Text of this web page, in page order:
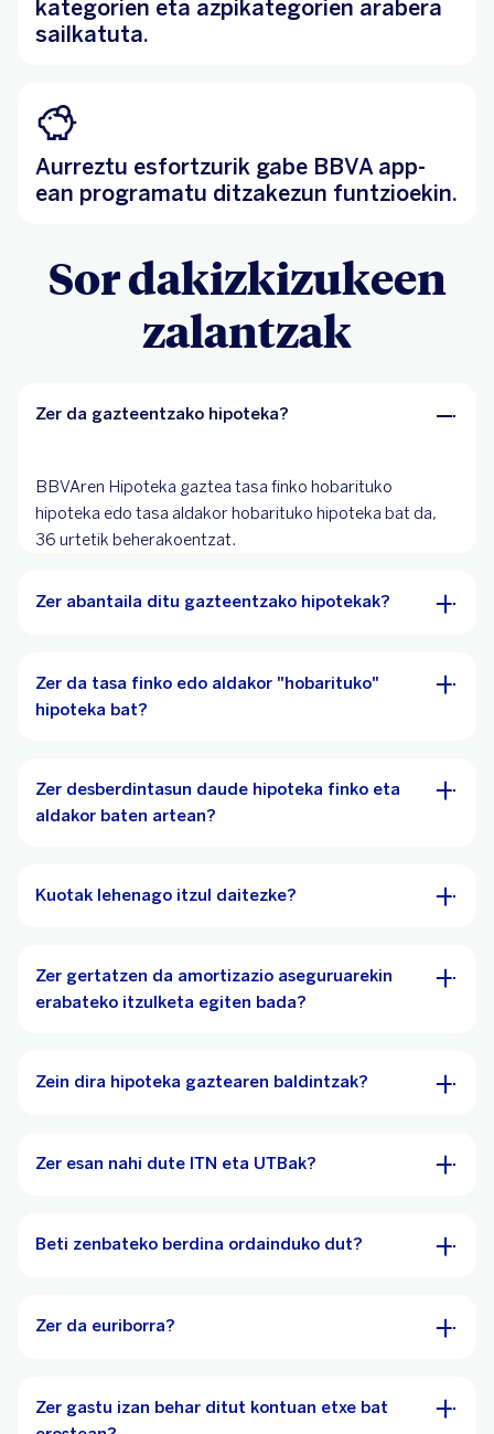
kategorien eta azpikategorien arabera
sailkatuta.
Aurreztu esfortzurik gabe BBVA app-
ean programatu ditzakezun funtzioekin.
Sor dakizkizukeen
zalantzak
Zer da gazteentzako hipoteka?
BBVAren Hipoteka gaztea tasa finko hobarituko
hipoteka edo tasa aldakor hobarituko hipoteka bat da,
36 urtetik beherakoentzat.
Zer abantaila ditu gazteentzako hipotekak?
Zer da tasa finko edo aldakor "hobarituko"
hipoteka bat?
Zer desberdintasun daude hipoteka finko eta
aldakor baten artean?
Kuotak lehenago itzul daitezke?
Zer gertatzen da amortizazio aseguruarekin
erabateko itzulketa egiten bada?
Zein dira hipoteka gaztearen baldintzak?
Zer esan nahi dute ITN eta UTBak?
Beti zenbateko berdina ordainduko dut?
Zer da euriborra?
Zer gastu izan behar ditut kontuan etxe bat